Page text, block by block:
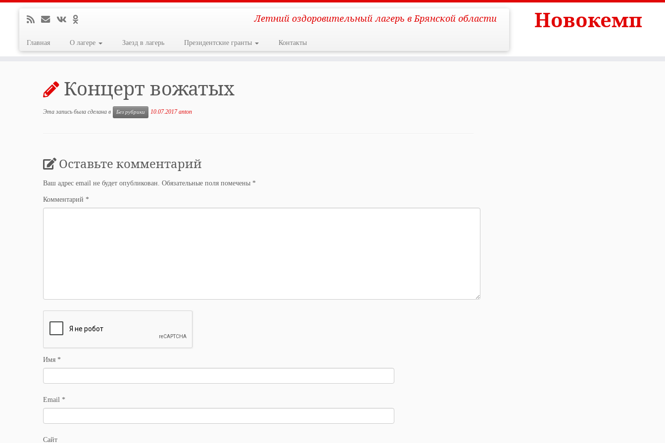
Новокемп
Летний оздоровительный лагерь в Брянской области
Главная О лагере Заезд в лагерь Президентские гранты Контакты
Концерт вожатых
Эта запись была сделана в Без рубрики 10.07.2017 anton
Оставьте комментарий
Ваш адрес email не будет опубликован. Обязательные поля помечены *
Комментарий *
Имя *
Email *
Сайт